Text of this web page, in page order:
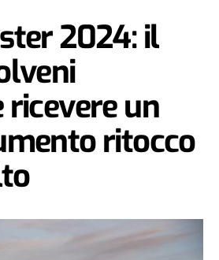
2024: il
un
ritocco